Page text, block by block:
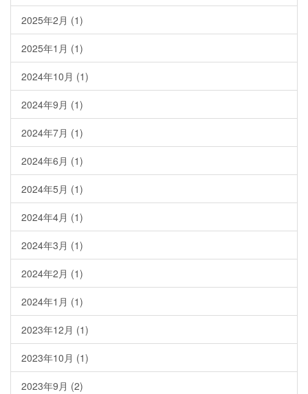
2025年2月 (1)
2025年1月 (1)
2024年10月 (1)
2024年9月 (1)
2024年7月 (1)
2024年6月 (1)
2024年5月 (1)
2024年4月 (1)
2024年3月 (1)
2024年2月 (1)
2024年1月 (1)
2023年12月 (1)
2023年10月 (1)
2023年9月 (2)